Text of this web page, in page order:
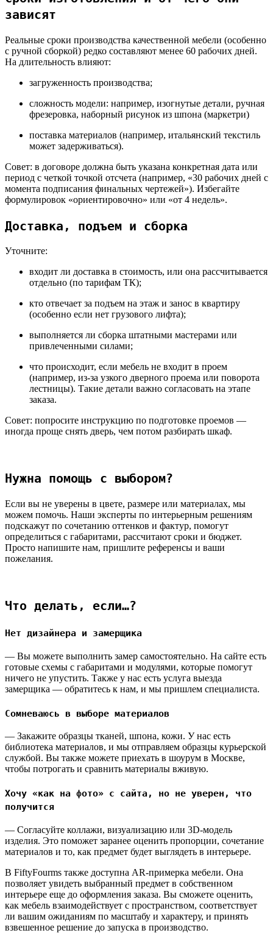
зависят
Реальные сроки производства качественной мебели (особенно
с ручной сборкой) редко составляют менее 60 рабочих дней.
На длительность влияют:
загруженность производства;
сложность модели: например, изогнутые детали, ручная
фрезеровка, наборный рисунок из шпона (маркетри)
поставка материалов (например, итальянский текстиль
может задерживаться).
Совет: в договоре должна быть указана конкретная дата или
период с четкой точкой отсчета (например, «30 рабочих дней с
момента подписания финальных чертежей»). Избегайте
формулировок «ориентировочно» или «от 4 недель».
Доставка, подъем и сборка
Уточните:
входит ли доставка в стоимость, или она рассчитывается
отдельно (по тарифам ТК);
кто отвечает за подъем на этаж и занос в квартиру
(особенно если нет грузового лифта);
выполняется ли сборка штатными мастерами или
привлеченными силами;
что происходит, если мебель не входит в проем
(например, из-за узкого дверного проема или поворота
лестницы). Такие детали важно согласовать на этапе
заказа.
Совет: попросите инструкцию по подготовке проемов —
иногда проще снять дверь, чем потом разбирать шкаф.
Нужна помощь с выбором?
Если вы не уверены в цвете, размере или материалах, мы
можем помочь. Наши эксперты по интерьерным решениям
подскажут по сочетанию оттенков и фактур, помогут
определиться с габаритами, рассчитают сроки и бюджет.
Просто напишите нам, пришлите референсы и ваши
пожелания.
Что делать, если…?
Нет дизайнера и замерщика
— Вы можете выполнить замер самостоятельно. На сайте есть
готовые схемы с габаритами и модулями, которые помогут
ничего не упустить. Также у нас есть услуга выезда
замерщика — обратитесь к нам, и мы пришлем специалиста.
Сомневаюсь в выборе материалов
— Закажите образцы тканей, шпона, кожи. У нас есть
библиотека материалов, и мы отправляем образцы курьерской
службой. Вы также можете приехать в шоурум в Москве,
чтобы потрогать и сравнить материалы вживую.
Хочу «как на фото» с сайта, но не уверен, что
получится
— Согласуйте коллажи, визуализацию или 3D-модель
изделия. Это поможет заранее оценить пропорции, сочетание
материалов и то, как предмет будет выглядеть в интерьере.
В FiftyFourms также доступна AR-примерка мебели. Она
позволяет увидеть выбранный предмет в собственном
интерьере еще до оформления заказа. Вы сможете оценить,
как мебель взаимодействует с пространством, соответствует
ли вашим ожиданиям по масштабу и характеру, и принять
взвешенное решение до запуска в производство.